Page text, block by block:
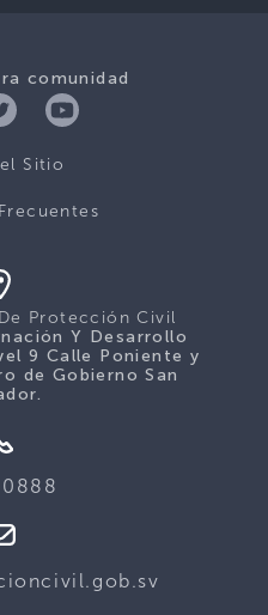
comunidad
Sitio
Protección Civil
Y Desarrollo
9 Calle Poniente y
de Gobierno San